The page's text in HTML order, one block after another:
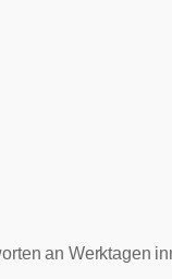
an Werktagen